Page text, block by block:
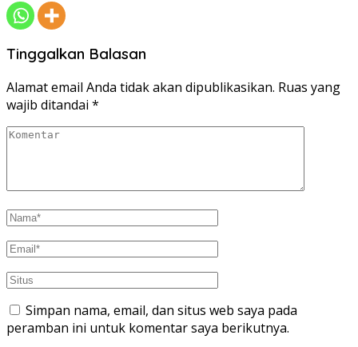
Tinggalkan Balasan
Alamat email Anda tidak akan dipublikasikan. Ruas yang
wajib ditandai *
Simpan nama, email, dan situs web saya pada
peramban ini untuk komentar saya berikutnya.